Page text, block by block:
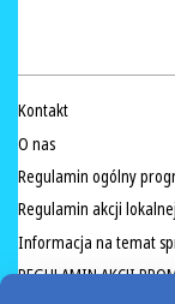
Kontakt
O nas
Regulamin ogólny
Regulamin akcji
Informacja na temat
REGULAMIN AKCJI